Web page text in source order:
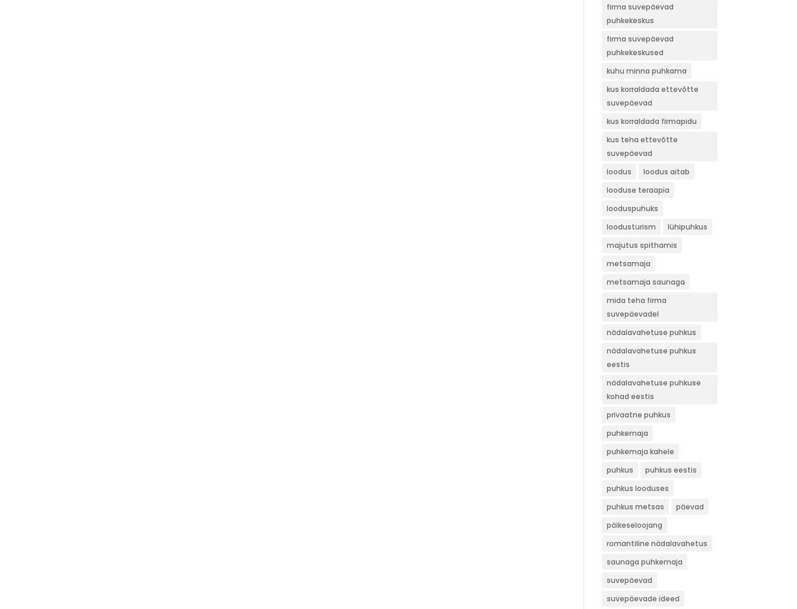
firma suvepäevad
puhkekeskus
firma suvepäevad
puhkekeskused
kuhu minna puhkama
kus korraldada ettevõtte
suvepäevad
kus korraldada firmapidu
kus teha ettevõtte
suvepäevad
loodus
loodus aitab
looduse teraapia
looduspuhuks
loodusturism
lühipuhkus
majutus spithamis
metsamaja
metsamaja saunaga
mida teha firma
suvepäevadel
nädalavahetuse puhkus
nädalavahetuse puhkus
eestis
nädalavahetuse puhkuse
kohad eestis
privaatne puhkus
puhkemaja
puhkemaja kahele
puhkus
puhkus eestis
puhkus looduses
puhkus metsas
päevad
päikeseloojang
romantiline nädalavahetus
saunaga puhkemaja
suvepäevad
suvepäevade ideed